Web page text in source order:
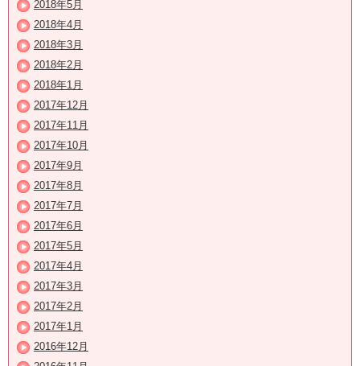
2018年5月
2018年4月
2018年3月
2018年2月
2018年1月
2017年12月
2017年11月
2017年10月
2017年9月
2017年8月
2017年7月
2017年6月
2017年5月
2017年4月
2017年3月
2017年2月
2017年1月
2016年12月